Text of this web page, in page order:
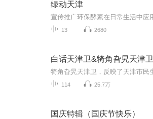
绿动天津
13 2680
白话天津卫&犄角旮旯天津卫
114 25.7万
国庆特辑（国庆节快乐）